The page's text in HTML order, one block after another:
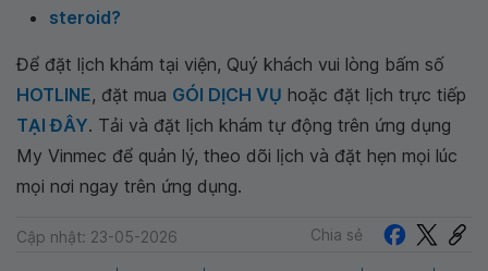
steroid?
Để đặt lịch khám tại viện, Quý khách vui lòng bấm số
HOTLINE, đặt mua GÓI DỊCH VỤ hoặc đặt lịch trực tiếp
TẠI ĐÂY. Tải và đặt lịch khám tự động trên ứng dụng
My Vinmec để quản lý, theo dõi lịch và đặt hẹn mọi lúc
mọi nơi ngay trên ứng dụng.
Cập nhật: 23-05-2026 Chia sẻ